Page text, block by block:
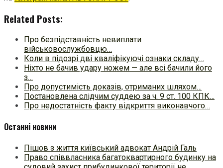
Related Posts:
Про безпідставність невиплати
військовослужбовцю…
Коли в підозрі дві кваліфікуючі ознаки складу…
Ніхто не бачив удару ножем — але всі бачили його
з…
Про допустимість доказів, отриманих шляхом…
Постановлена слідчим суддею за ч. 9 ст. 100 КПК…
Про недостатність факту відкриття виконавчого…
Останні новини
Пішов з життя київський адвокат Андрій Галь
Право співвласника багатоквартирного будинку на